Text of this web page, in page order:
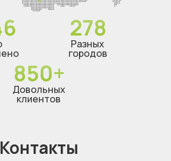
850+
Контакты
Довольных
клиентов
278
Разных
городов